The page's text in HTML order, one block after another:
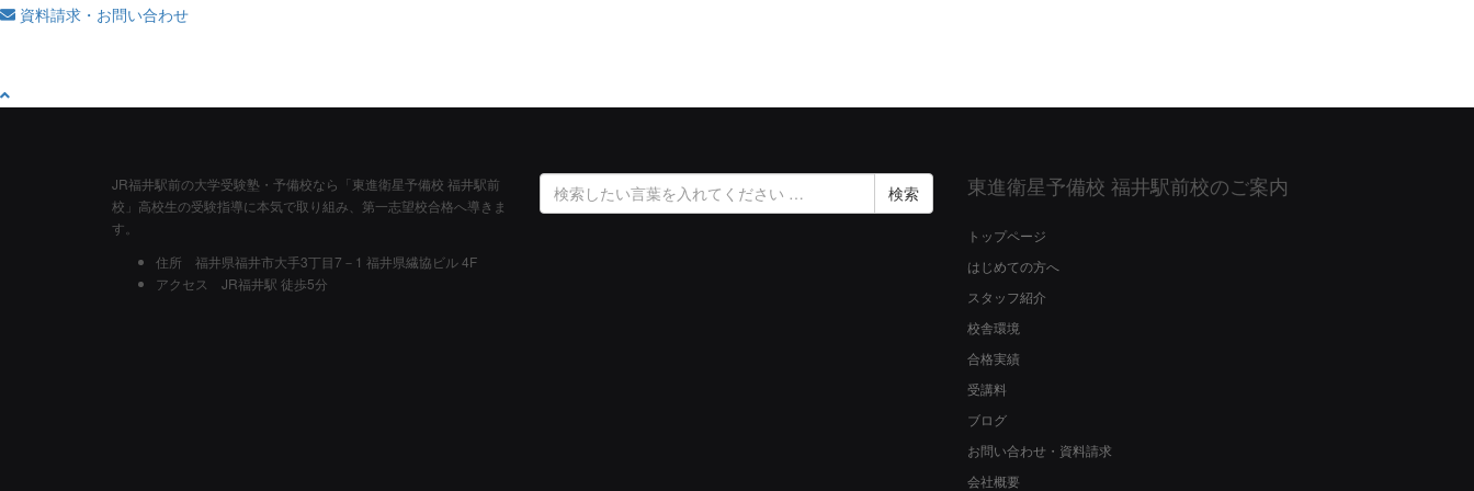
資料請求・お問い合わせ
JR福井駅前の大学受験塾・予備校なら「東進衛星予備校 福井駅前
校」高校生の受験指導に本気で取り組み、第一志望校合格へ導きま
す。
住所 福井県福井市大手3丁目7－1 福井県繊協ビル 4F
アクセス
JR福井駅 徒歩5分
検
東進衛星予備校 福井駅前校のご案内
トップページ
はじめての方へ
スタッフ紹介
校舎環境
合格実績
受講料
ブログ
お問い合わせ・資料請求
会社概要